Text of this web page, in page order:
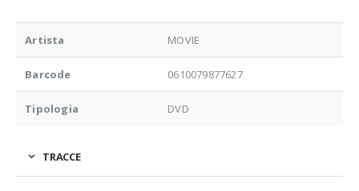
Artista MOVIE
Barcode 0610079877627
Tipologia DVD
TRACCE